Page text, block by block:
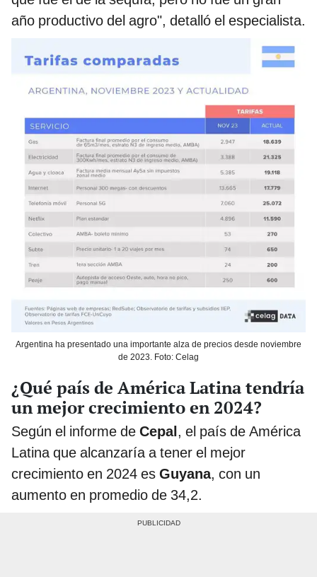
año productivo del agro", detalló el especialista.
Argentina ha presentado una importante alza de precios desde noviembre
de 2023. Foto: Celag
¿Qué país de América Latina tendría
un mejor crecimiento en 2024?
Según el informe de Cepal, el país de América
Latina que alcanzaría a tener el mejor
crecimiento en 2024 es Guyana, con un
aumento en promedio de 34,2.